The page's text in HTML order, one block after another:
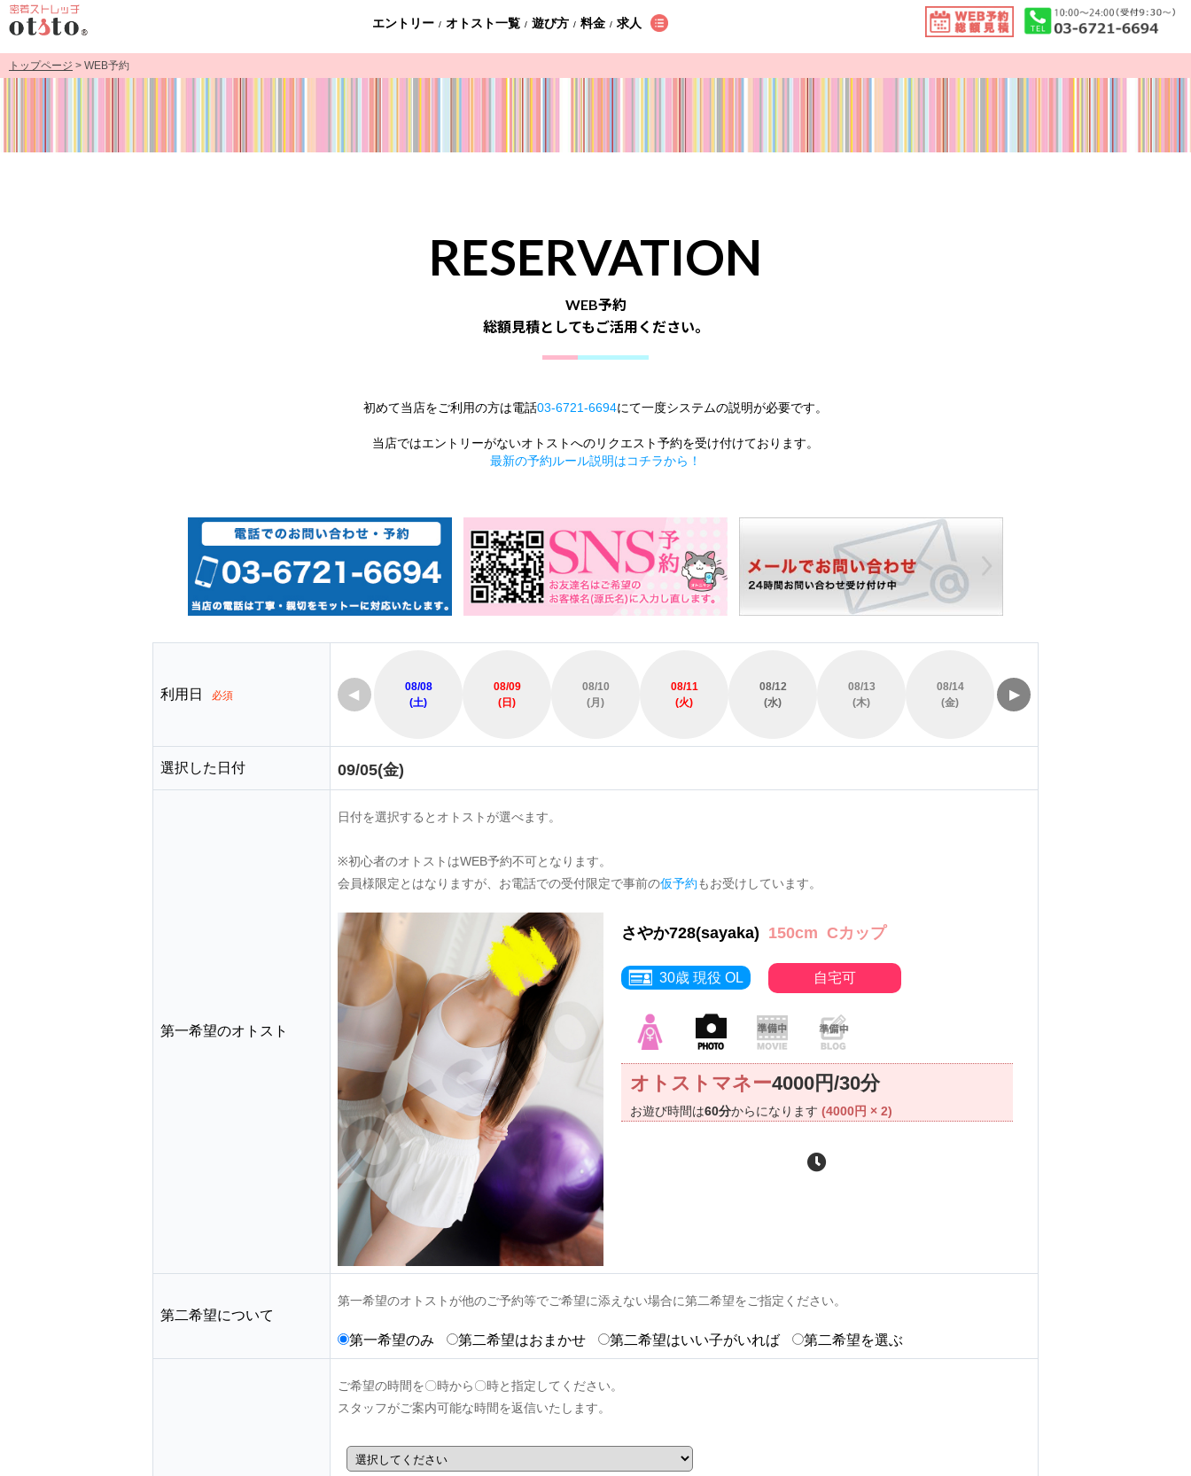
エントリー / オトスト一覧 / 遊び方 / 料金 / 求人
トップページ > WEB予約
RESERVATION
WEB予約
総額見積としてもご活用ください。
初めて当店をご利用の方は電話03-6721-6694にて一度システムの説明が必要です。
当店ではエントリーがないオトストへのリクエスト予約を受け付けております。
最新の予約ルール説明はコチラから！
利用日 必須 ◀
08/08
(土)
08/09
(日)
08/10
(月)
08/11
(火)
08/12
(水)
08/13
(木)
08/14
(金)
08/15
(土)
▶
選択した日付 09/05(金)
第一希望のオトスト
日付を選択するとオトストが選べます。
※初心者のオトストはWEB予約不可となります。
会員様限定とはなりますが、お電話での受付限定で事前の仮予約もお受けしています。
さやか728(sayaka) 150cm Cカップ
30歳 現役 OL 自宅可
オトストマネー4000円/30分
お遊び時間は60分からになります (4000円 × 2)
第二希望について
第一希望のオトストが他のご予約等でご希望に添えない場合に第二希望をご指定ください。
第一希望のみ 第二希望はおまかせ 第二希望はいい子がいれば 第二希望を選ぶ
ご希望の時間を〇時から〇時と指定してください。
スタッフがご案内可能な時間を返信いたします。